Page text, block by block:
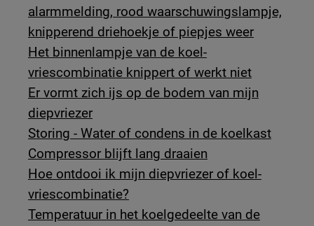
alarmmelding, rood waarschuwingslampje,
knipperend driehoekje of piepjes weer
Het binnenlampje van de koel-
vriescombinatie knippert of werkt niet
Er vormt zich ijs op de bodem van mijn
diepvriezer
Storing - Water of condens in de koelkast
Compressor blijft lang draaien
Hoe ontdooi ik mijn diepvriezer of koel-
vriescombinatie?
Temperatuur in het koelgedeelte van de